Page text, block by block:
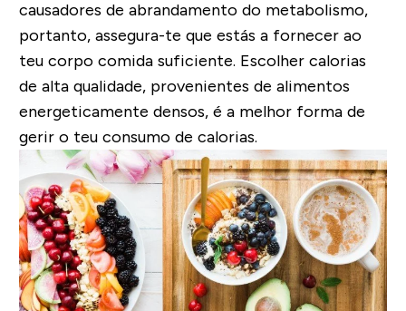
causadores de abrandamento do metabolismo,
portanto, assegura-te que estás a fornecer ao
teu corpo comida suficiente. Escolher calorias
de alta qualidade, provenientes de alimentos
energeticamente densos, é a melhor forma de
gerir o teu consumo de calorias.